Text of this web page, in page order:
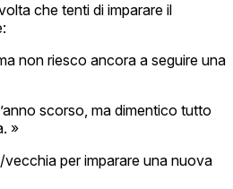
che tenti di imparare il
non riesco ancora a seguire una
scorso, ma dimentico tutto
»
per imparare una nuova